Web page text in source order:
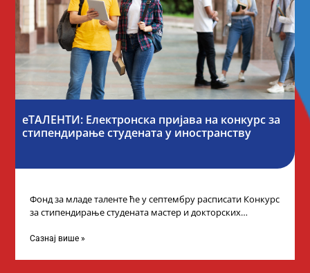
еТАЛЕНТИ: Електронска пријава на конкурс за
стипендирање студената у иностранству
Фонд за младе таленте ће у септембру расписати Конкурс
за стипендирање студената мастер и докторских
Сазнај више »